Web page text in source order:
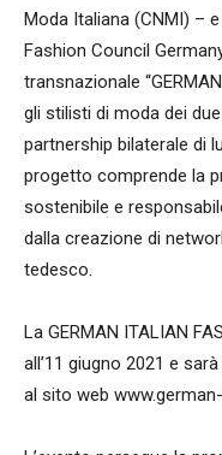
Moda Italiana (CNMI) –
Fashion Council
transnazionale
gli stilisti di moda dei
partnership bilaterale di
progetto comprende la
sostenibile e
dalla creazione di
tedesco.
La GERMAN ITALIAN
all’11 giugno 2021 e
al sito web